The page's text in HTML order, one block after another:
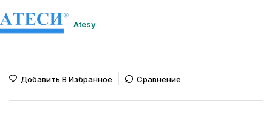
Atesy
Добавить В Избранное Сравнение